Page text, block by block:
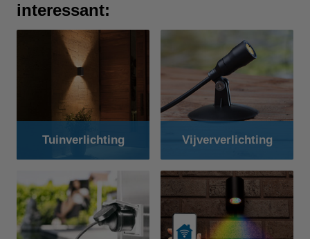
interessant:
Tuinverlichting Vijververlichting